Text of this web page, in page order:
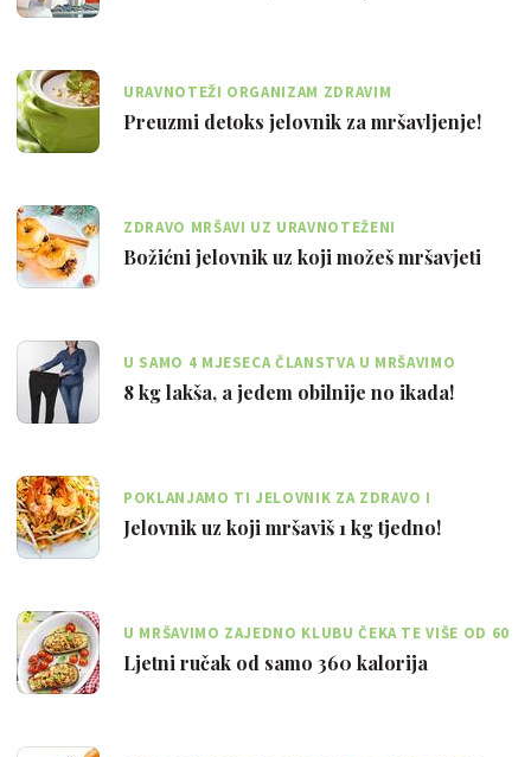
URAVNOTEŽI ORGANIZAM ZDRAVIM
MEDITERANSKIM DETOKS JELOVNIKOM OD 1621
KCAL
Preuzmi detoks jelovnik za mršavljenje!
ZDRAVO MRŠAVI UZ URAVNOTEŽENI
KONTINENTALNI JELOVNIK OD 1756 KCAL
Božićni jelovnik uz koji možeš mršavjeti
U SAMO 4 MJESECA ČLANSTVA U MRŠAVIMO
ZAJEDNO KLUBU, IVANA JE IZGUBILA 8 KG
8 kg lakša, a jedem obilnije no ikada!
POKLANJAMO TI JELOVNIK ZA ZDRAVO I
PRIRODNO MRŠAVLJENJE
Jelovnik uz koji mršaviš 1 kg tjedno!
U MRŠAVIMO ZAJEDNO KLUBU ČEKA TE VIŠE OD 60
JELOVNIKA UZ KOJE MOŽEŠ SMRŠAVJETI
Ljetni ručak od samo 360 kalorija